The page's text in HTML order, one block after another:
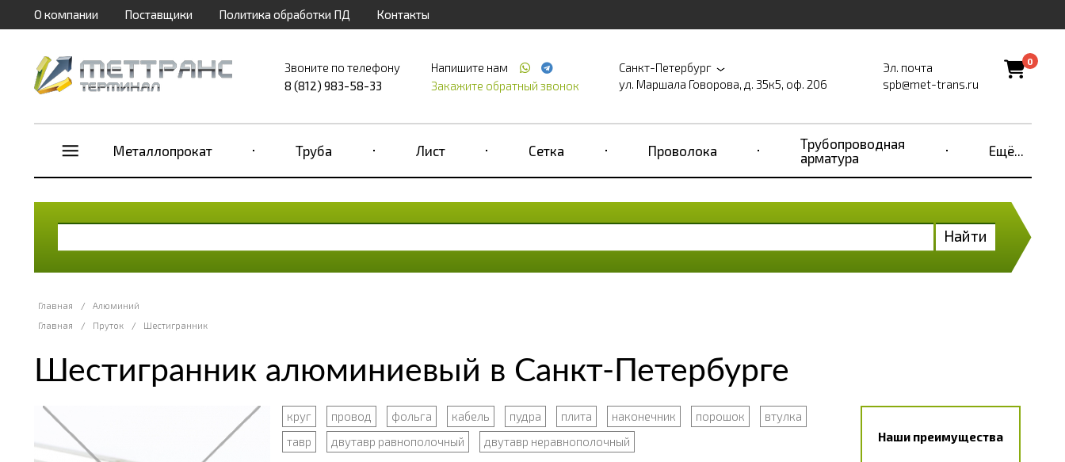
О компании Поставщики Политика обработки ПД Контакты
Звоните по телефону
8 (812) 983-58-33
Напишите нам
Закажите обратный звонок
Санкт-Петербург
ул. Маршала Говорова, д. 35к5, оф. 206
Эл. почта
spb@met-trans.ru
0
Металлопрокат Труба Лист Сетка Проволока
Трубопроводная
арматура
Ещё...
Найти
Главная /
Алюминий
Главная
/ Пруток / Шестигранник
Шестигранник алюминиевый в Санкт-Петербурге
круг провод фольга кабель пудра плита наконечник порошок
втулка
тавр
двутавр равнополочный двутавр неравнополочный Наши преимущества